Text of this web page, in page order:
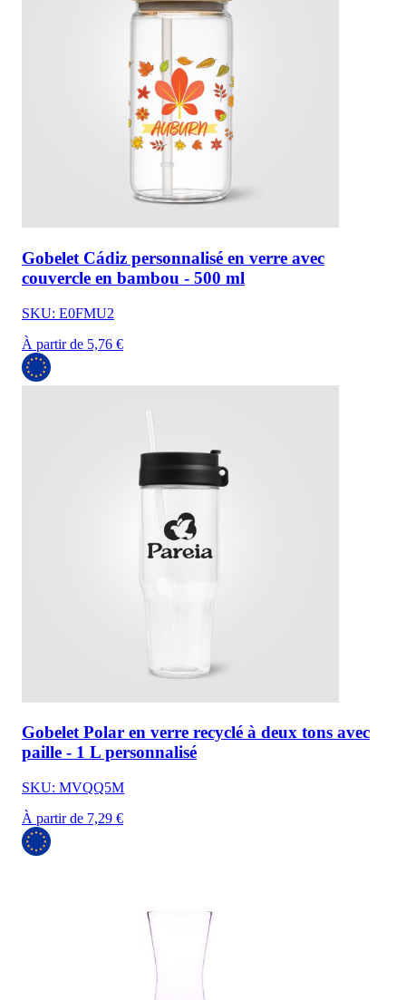
Gobelet Cádiz personnalisé en verre avec
couvercle en bambou - 500 ml
SKU: E0FMU2
À partir de 5,76 €
Gobelet Polar en verre recyclé à deux tons avec
paille - 1 L personnalisé
SKU: MVQQ5M
À partir de 7,29 €